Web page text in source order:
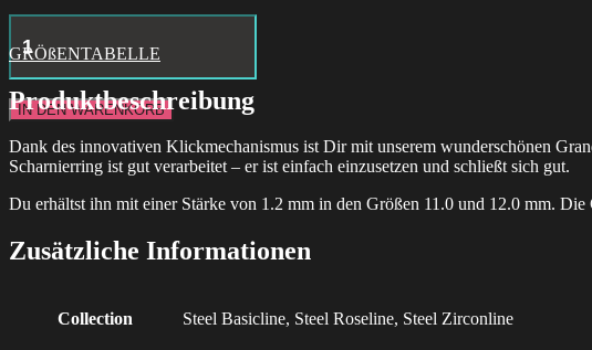
Hustle
Butter
Deluxe
Tattoo
Aftercare
24x
Box
Menge
IN DEN WARENKORB
GRÖßENTABELLE
Produktbeschreibung
Dank des innovativen Klickmechanismus ist Dir mit unserem wunderschönen
Scharnierring ist gut verarbeitet – er ist einfach einzusetzen und schließt sich gut.
Du erhältst ihn mit einer Stärke von 1.2 mm in den Größen 11.0 und 12.0 mm.
Zusätzliche Informationen
Collection Steel Basicline, Steel Roseline, Steel Zirconline